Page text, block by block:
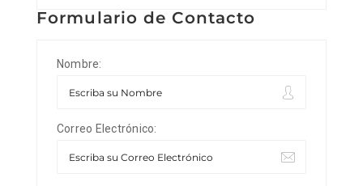
Formulario de Contacto
Nombre:
Correo Electrónico: